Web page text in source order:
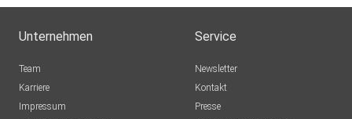
Unternehmen
Team
Karriere
Impressum
Service
Newsletter
Kontakt
Presse